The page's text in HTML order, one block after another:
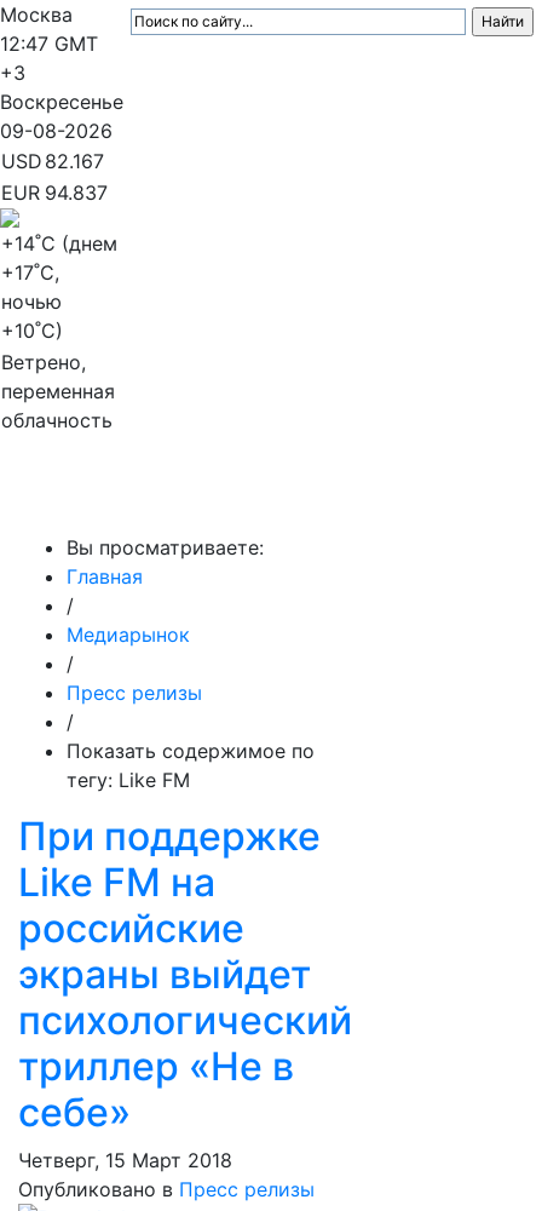
Москва
12:47 GMT
+3
Воскресенье
09-08-2026
USD 82.167
EUR 94.837
+14˚C (днем
+17˚C,
ночью
+10˚C)
Ветрено,
переменная
облачность
Вы просматриваете:
Главная
/
Медиарынок
/
Пресс релизы
/
Показать содержимое по
тегу: Like FM
При поддержке
Like FM на
российские
экраны выйдет
психологический
триллер «Не в
себе»
Четверг, 15 Март 2018
Опубликовано в Пресс релизы